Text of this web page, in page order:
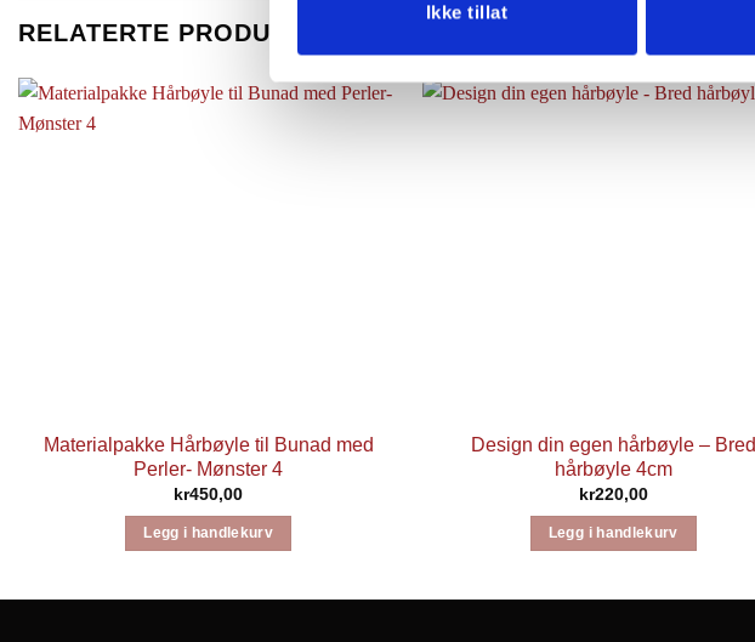
Ikke tillat
RELATERTE PRODUKTER
Materialpakke Hårbøyle til Bunad med
Perler- Mønster 4
kr450,00
Legg i handlekurv
Design din egen hårbøyle – Bred
hårbøyle 4cm
kr220,00
Legg i handlekurv